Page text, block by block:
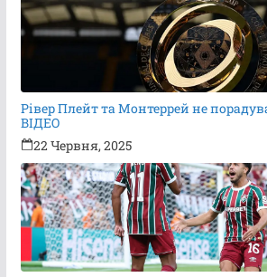
Рівер Плейт та Монтеррей не
ВІДЕО
22 Червня, 2025